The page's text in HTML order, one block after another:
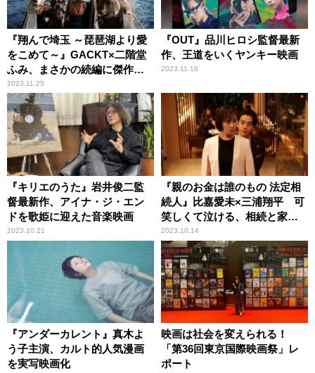
『翔んで埼玉 ～琵琶湖より愛
をこめて～』GACKT×二階堂
ふみ、まさかの続編に傑作の
予感
2023.11.25
『OUT』品川ヒロシ監督最新
作、王道をいくヤンキー映画
2023.11.18
『キリエのうた』岩井俊二監
督最新作、アイナ・ジ・エン
ドを歌姫に迎えた音楽映画
2023.10.21
『親のお金は誰のもの 法定相
続人』比嘉愛未×三浦翔平 可
笑しくて泣ける、相続と家族
の物語
2023.10.14
『アンダーカレント』真木よ
う子主演、カルト的人気漫画
を実写映画化
映画は社会を変えられる！
「第36回東京国際映画祭」レ
ポート